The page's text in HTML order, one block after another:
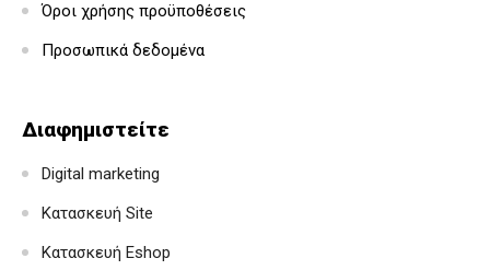
Όροι χρήσης προϋποθέσεις
Προσωπικά δεδομένα
Διαφημιστείτε
Digital marketing
Κατασκευή Site
Κατασκευή Eshop